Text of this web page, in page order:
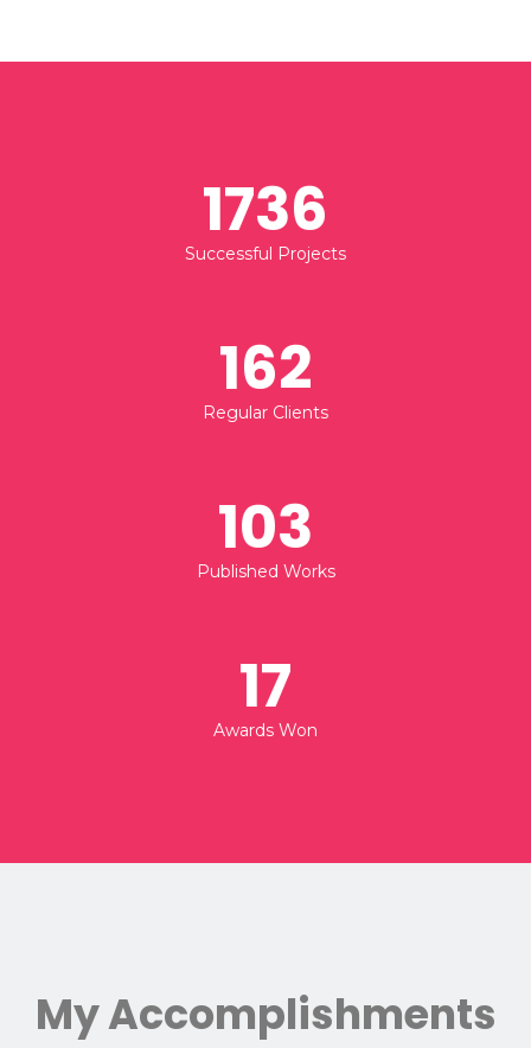
1736
Successful Projects
162
Regular Clients
103
Published Works
17
Awards Won
My Accomplishments